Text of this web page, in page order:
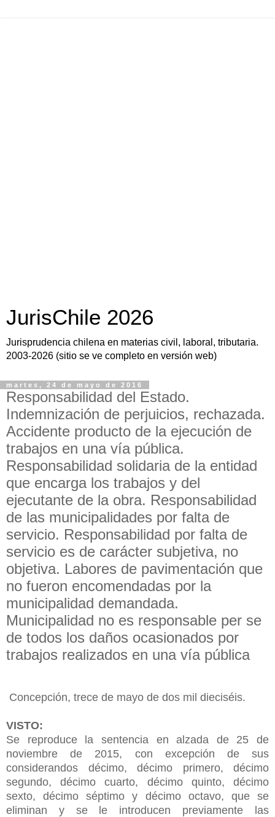
JurisChile 2026
Jurisprudencia chilena en materias civil, laboral, tributaria.
2003-2026 (sitio se ve completo en versión web)
martes, 24 de mayo de 2016
Responsabilidad del Estado.
Indemnización de perjuicios, rechazada.
Accidente producto de la ejecución de
trabajos en una vía pública.
Responsabilidad solidaria de la entidad
que encarga los trabajos y del
ejecutante de la obra. Responsabilidad
de las municipalidades por falta de
servicio. Responsabilidad por falta de
servicio es de carácter subjetiva, no
objetiva. Labores de pavimentación que
no fueron encomendadas por la
municipalidad demandada.
Municipalidad no es responsable per se
de todos los daños ocasionados por
trabajos realizados en una vía pública
Concepción, trece de mayo de dos mil dieciséis.
VISTO:
Se reproduce la sentencia en alzada de 25 de
noviembre de 2015, con excepción de sus
considerandos décimo, décimo primero, décimo
segundo, décimo cuarto, décimo quinto, décimo
sexto, décimo séptimo y décimo octavo, que se
eliminan y se le introducen previamente las